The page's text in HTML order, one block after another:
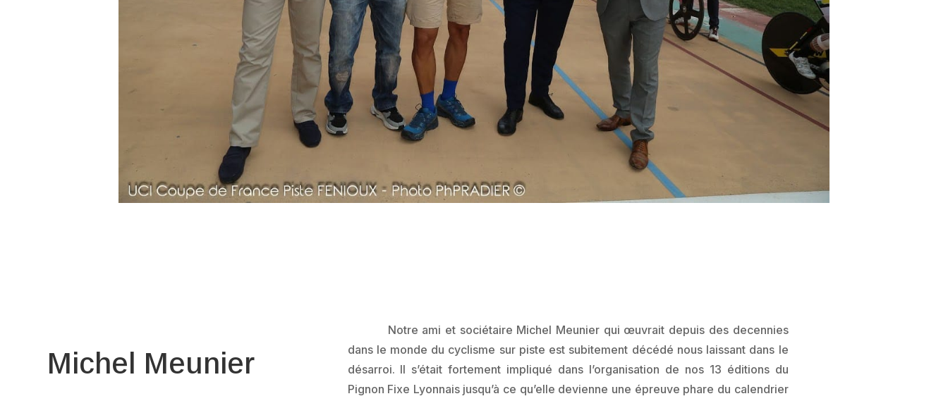
Michel Meunier
Notre ami et sociétaire Michel Meunier qui œuvrait depuis des decennies
dans le monde du cyclisme sur piste est subitement décédé nous laissant dans le
désarroi. Il s’était fortement impliqué dans l’organisation de nos 13 éditions du
Pignon Fixe Lyonnais jusqu’à ce qu’elle devienne une épreuve phare du calendrier